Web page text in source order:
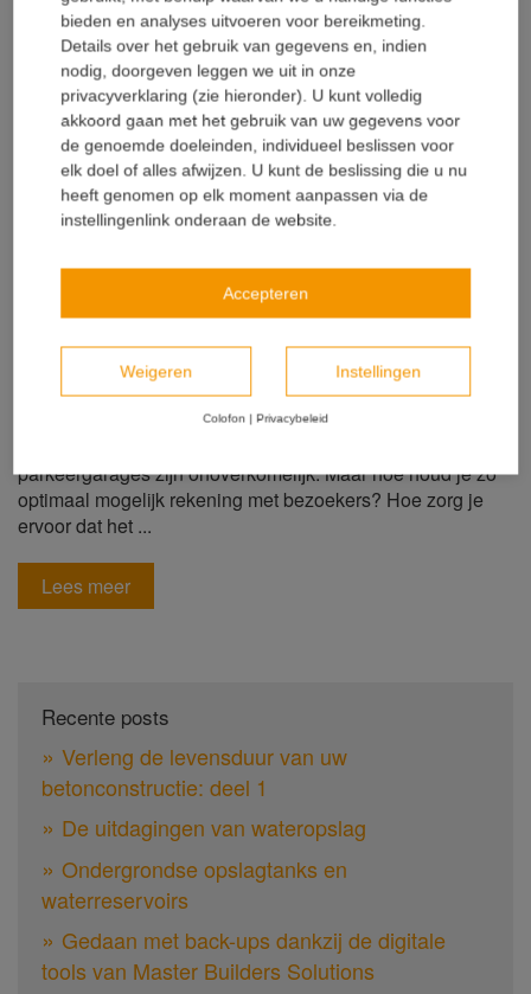
Lees meer
Hoe houd je een parkeergarage
operationeel tijdens
vloeronderhoud of ...
M. Meiberg
07.06.2020
parkeergarages zijn onoverkomelijk. Maar hoe houd je zo
optimaal mogelijk rekening met bezoekers? Hoe zorg je
ervoor dat het ...
Lees meer
Recente posts
Verleng de levensduur van uw
betonconstructie: deel 1
De uitdagingen van wateropslag
Ondergrondse opslagtanks en
waterreservoirs
Gedaan met back-ups dankzij de digitale
tools van Master Builders Solutions
bieden en analyses uitvoeren voor bereikmeting.
Details over het gebruik van gegevens en, indien
nodig, doorgeven leggen we uit in onze
privacyverklaring (zie hieronder). U kunt volledig
akkoord gaan met het gebruik van uw gegevens voor
de genoemde doeleinden, individueel beslissen voor
elk doel of alles afwijzen. U kunt de beslissing die u nu
heeft genomen op elk moment aanpassen via de
instellingenlink onderaan de website.
Accepteren
Weigeren Instellingen
Colofon | Privacybeleid